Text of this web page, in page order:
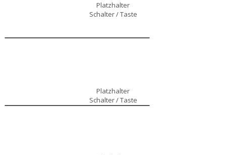
Platzhalter
Schalter / Taste
Platzhalter
Schalter / Taste